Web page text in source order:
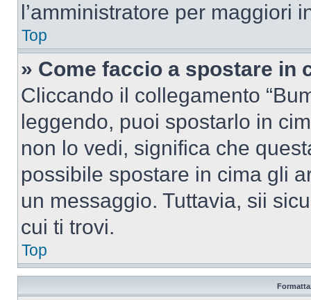
l’amministratore per maggiori
Top
» Come faccio a spostare in
Cliccando il collegamento
leggendo, puoi spostarlo in
non lo vedi, significa che
possibile spostare in cima gli
un messaggio. Tuttavia, sii
cui ti trovi.
Top